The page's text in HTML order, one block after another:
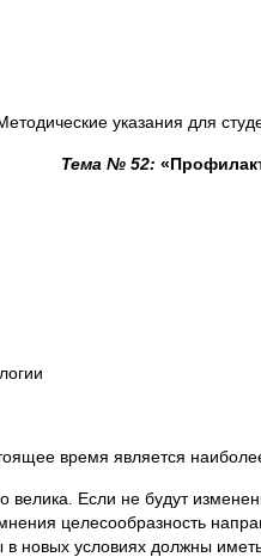
указания для
Тема № 52:
время является
велика. Если не будут
целесообразность
новых условиях должны